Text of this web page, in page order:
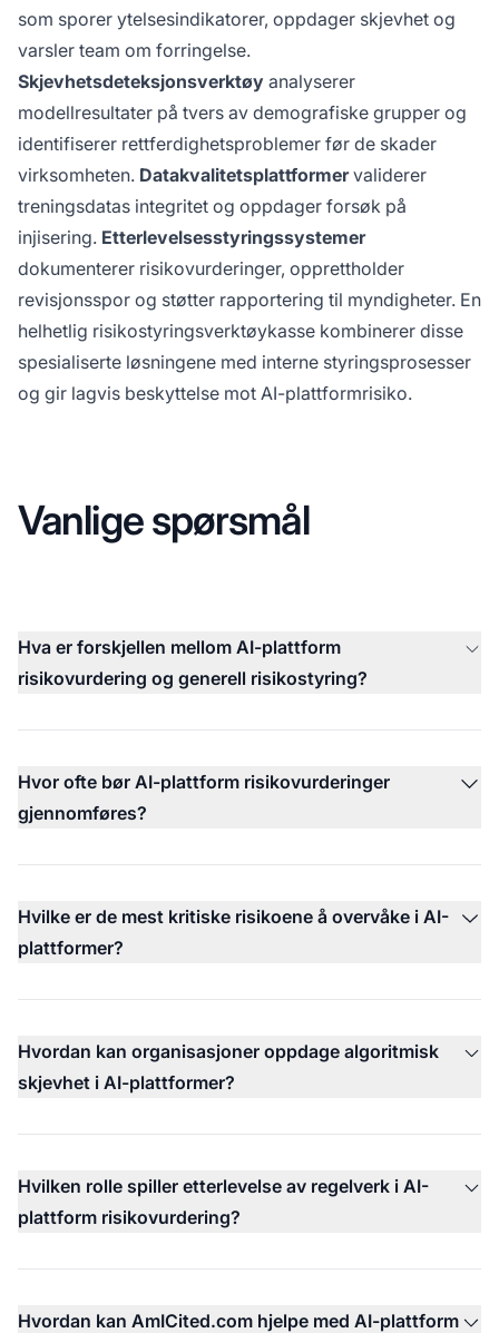
som sporer ytelsesindikatorer, oppdager skjevhet og
varsler team om forringelse.
Skjevhetsdeteksjonsverktøy analyserer
modellresultater på tvers av demografiske grupper og
identifiserer rettferdighetsproblemer før de skader
virksomheten. Datakvalitetsplattformervaliderer
treningsdatas integritet og oppdager forsøk på
injisering. Etterlevelsesstyringssystemer
dokumenterer risikovurderinger, opprettholder
revisjonsspor og støtter rapportering til myndigheter. En
helhetlig risikostyringsverktøykasse kombinerer disse
spesialiserte løsningene med interne styringsprosesser
og gir lagvis beskyttelse mot AI-plattformrisiko.
Vanlige spørsmål
Hva er forskjellen mellom AI-plattform
risikovurdering og generell risikostyring?
Hvor ofte bør AI-plattform risikovurderinger
gjennomføres?
Hvilke er de mest kritiske risikoene å overvåke i AI-
plattformer?
Hvordan kan organisasjoner oppdage algoritmisk
skjevhet i AI-plattformer?
Hvilken rolle spiller etterlevelse av regelverk i AI-
plattform risikovurdering?
Hvordan kan AmICited.com hjelpe med AI-plattform